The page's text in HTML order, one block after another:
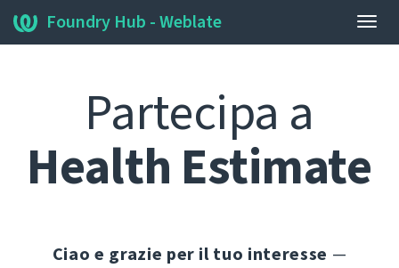
Foundry Hub - Weblate
Partecipa a
Health Estimate
Ciao e grazie per il tuo interesse —